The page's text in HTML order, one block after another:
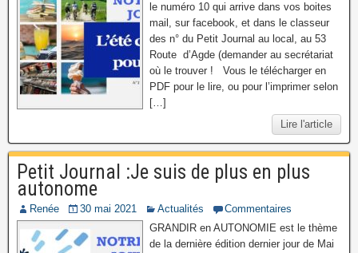
le numéro 10 qui arrive dans vos boites
mail, sur facebook, et dans le classeur
des n° du Petit Journal au local, au 53
Route d’Agde (demander au secrétariat
où le trouver ! Vous le télécharger en
PDF pour le lire, ou pour l’imprimer selon
[…]
Lire l'article
Petit Journal :Je suis de plus en plus
autonome
Renée 30 mai 2021 Actualités
Commentaires
GRANDIR en AUTONOMIE est le thème
de la dernière édition dernier jour de Mai